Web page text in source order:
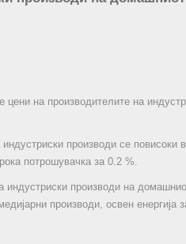
на производителите на
производи се повисоки
потрошувачка за 0.2 %.
индустриски производи на
производи, освен енергија